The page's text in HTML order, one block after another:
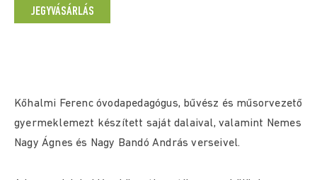
JEGYVÁSÁRLÁS
Kőhalmi Ferenc óvodapedagógus, bűvész és műsorvezető
gyermeklemezt készített saját dalaival, valamint Nemes
Nagy Ágnes és Nagy Bandó András verseivel.